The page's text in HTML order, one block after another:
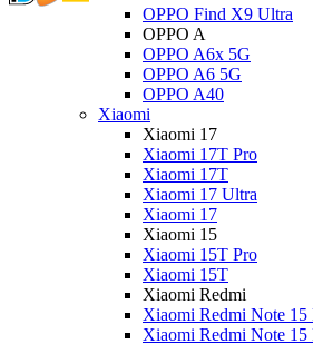
OPPO Find X9 Ultra
OPPO A
OPPO A6x 5G
OPPO A6 5G
OPPO A40
Xiaomi
Xiaomi 17
Xiaomi 17T Pro
Xiaomi 17T
Xiaomi 17 Ultra
Xiaomi 17
Xiaomi 15
Xiaomi 15T Pro
Xiaomi 15T
Xiaomi Redmi
Xiaomi Redmi Note 15
Xiaomi Redmi Note 15